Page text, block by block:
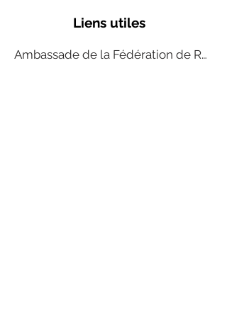
Liens utiles
Ambassade de la Fédération de Russie en France